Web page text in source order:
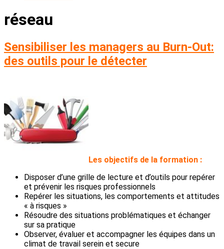
réseau
Sensibiliser les managers au Burn-Out:
des outils pour le détecter
Les objectifs de la formation :
Disposer d’une grille de lecture et d’outils pour repérer
et prévenir les risques professionnels
Repérer les situations, les comportements et attitudes
« à risques »
Résoudre des situations problématiques et échanger
sur sa pratique
Observer, évaluer et accompagner les équipes dans un
climat de travail serein et secure